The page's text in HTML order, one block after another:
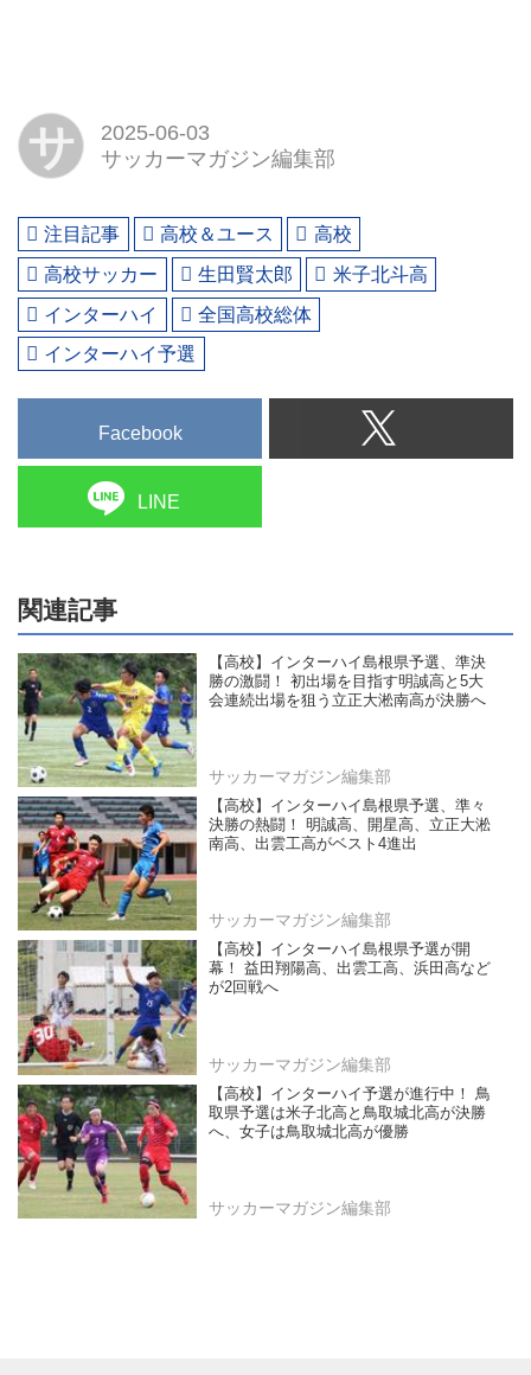
サ
2025-06-03
サッカーマガジン編集部
注目記事 高校＆ユース
高校
高校サッカー
生田賢太郎
米子北斗高
インターハイ
全国高校総体
インターハイ予選
Facebook
LINE
関連記事
【高校】インターハイ島根県予選、準決
勝の激闘！ 初出場を目指す明誠高と5大
会連続出場を狙う立正大淞南高が決勝へ
サッカーマガジン編集部
【高校】インターハイ島根県予選、準々
決勝の熱闘！ 明誠高、開星高、立正大淞
南高、出雲工高がベスト4進出
サッカーマガジン編集部
【高校】インターハイ島根県予選が開
幕！ 益田翔陽高、出雲工高、浜田高など
が2回戦へ
サッカーマガジン編集部
【高校】インターハイ予選が進行中！ 鳥
取県予選は米子北高と鳥取城北高が決勝
へ、女子は鳥取城北高が優勝
サッカーマガジン編集部